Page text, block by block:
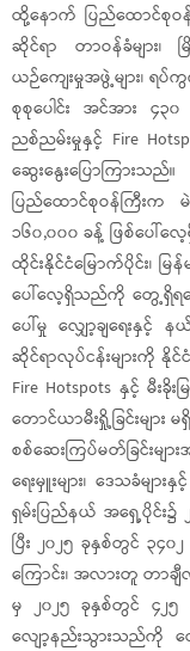
ထို့နောက် ပြည်ထောင်စုဝ
ဆိုင်ရာ တာဝန်ခံများ၊ မ
ယဉ်ကျေးမှုအဖွဲ့များ၊ ရပ်ကွ
စုစုပေါင်း အင်အား ၄
ညစ်ညမ်းမှုနှင့် Fire
ဆွေးနွေးပြောကြားသည်။
ပြည်ထောင်စုဝန်ကြီးက မဲ
၁၆၀,၀၀၀ ခန့် ဖြစ်ပေါ်
ထိုင်းနိုင်ငံမြောက်ပိုင်း၊
ပေါ်လေ့ရှိသည်ကို တွေ့ရှိရကြေ
ပေါ်မှု လျှော့ချရေးနှင့်
ဆိုင်ရာလုပ်ငန်းများကို နိုင်
Fire Hotspots နှင့် မီးခို
တောင်ယာမီးရှို့ခြင်းများ
စစ်ဆေးကြပ်မတ်ခြင်းမျ
ရေးမှူးများ၊ ဒေသခံမျာ
ရှမ်းပြည်နယ် အရှေ့ပိုင်း၌
ပြီး ၂၀၂၅ ခုနှစ်တွင် ၃၄၀
ကြောင်း၊ အလားတူ တာခ
မှ ၂၀၂၅ ခုနှစ်တွင် ၄၂
လျော့နည်းသွားသည်ကို တွ